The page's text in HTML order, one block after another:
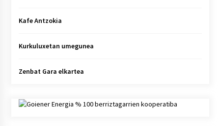
Kafe Antzokia
Kurkuluxetan umegunea
Zenbat Gara elkartea